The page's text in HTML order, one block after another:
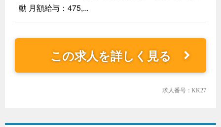
動 月額給与：475,...
この求人を詳しく見る
求人番号：KK27